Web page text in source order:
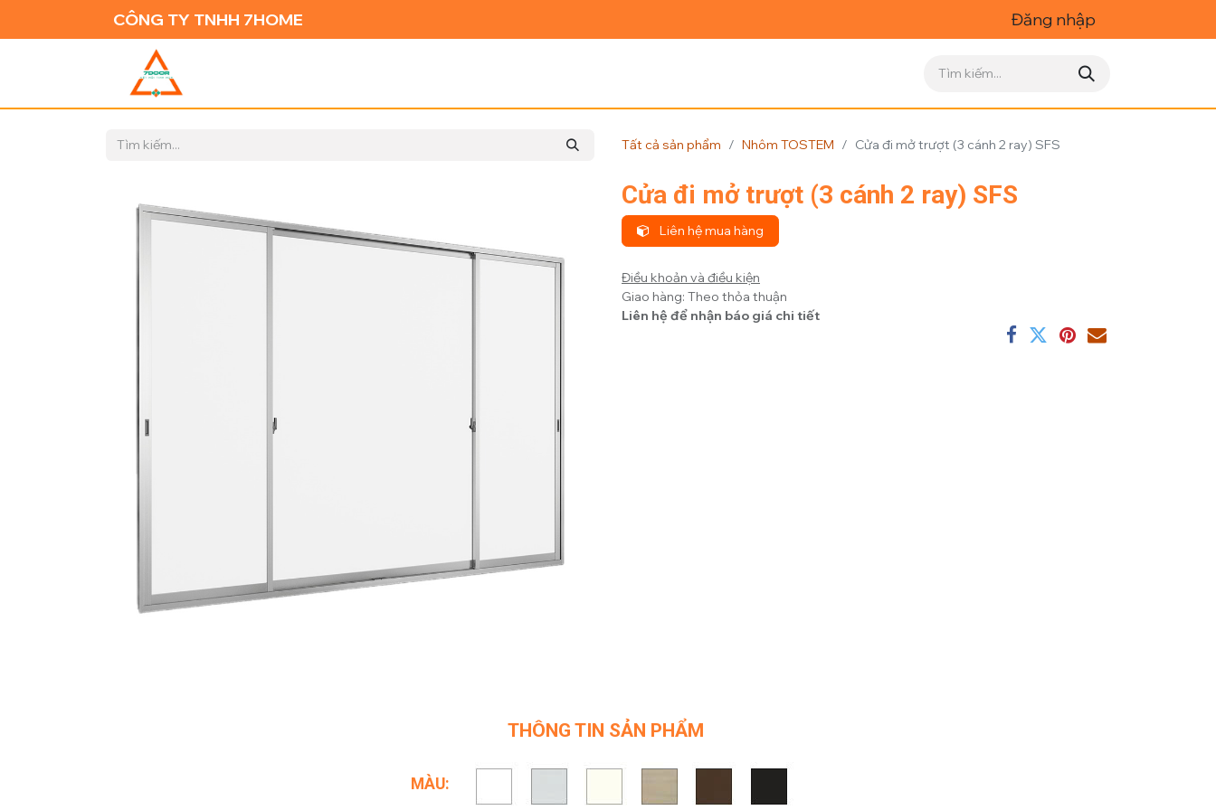
CÔNG TY TNHH 7HOME Đăng nhập
Tất cả sản phẩm Nhôm TOSTEM Cửa đi mở trượt (3 cánh 2 ray) SFS
Cửa đi mở trượt (3 cánh 2 ray) SFS
Liên hệ mua hàng
Điều khoản và điều kiện
Giao hàng: Theo thỏa thuận
Liên hệ để nhận báo giá chi tiết
THÔNG TIN SẢN PHẨM
MÀU: